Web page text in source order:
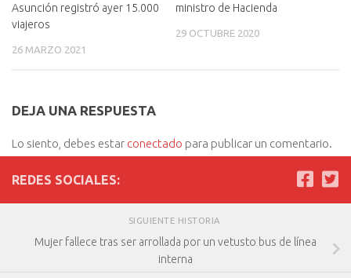
Asunción registró ayer 15.000
viajeros
26 MARZO 2021
ministro de Hacienda
29 OCTUBRE 2020
DEJA UNA RESPUESTA
Lo siento, debes estar conectado para publicar un comentario.
REDES SOCIALES:
SIGUIENTE HISTORIA
Mujer fallece tras ser arrollada por un vetusto bus de línea
interna